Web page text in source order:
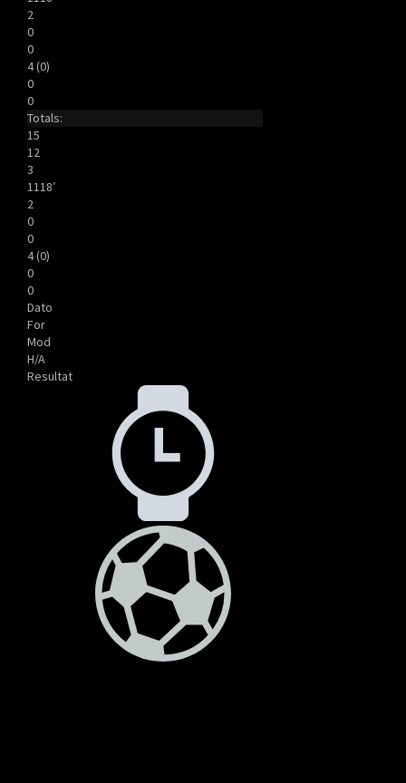
2
0
0
4 (0)
0
0
Totals:
15
12
3
1118′
2
0
0
4 (0)
0
0
Dato
For
Mod
H/A
Resultat